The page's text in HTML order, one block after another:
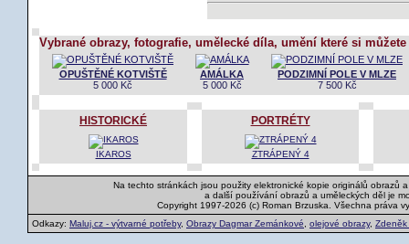
Vybrané obrazy, fotografie, umělecké díla, umění které si
OPUŠTĚNÉ KOTVIŠTĚ
5 000 Kč
AMÁLKA
5 000 Kč
PODZIMNÍ POLE V MLZE
7 500 Kč
HISTORICKÉ
IKAROS
PORTRÉTY
ZTRÁPENÝ 4
Na techto stránkách jsou použity elektronické kopie originálů obrazů
a další používání obrazů a uměleckých děl je
Copyright 1997-2026 (c) Roman Brzuska. Všechna práva
Odkazy: Maluj.cz - výtvarné potřeby, Obrazy Dagmar Zemánkové olejové obrazy, Zdeněk